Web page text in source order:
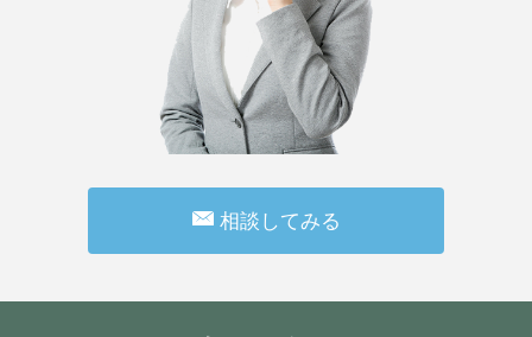
相談してみる